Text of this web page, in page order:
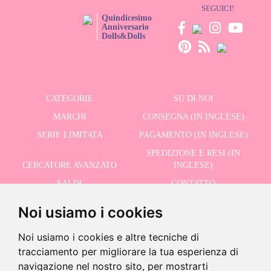
Noi usiamo i cookies
Noi usiamo i cookies e altre tecniche di
tracciamento per migliorare la tua esperienza di
navigazione nel nostro sito, per mostrarti
Quindicesimo
Anniversario
Dolls&Dolls
SEGUICI!
CATEGORIE
SU DI NOI
MARCHI
CONSEGNA (IN INGLESE)
SERIE LIMITATA
PAGAMENTO (IN INGLESE)
CERCATORE AVANZATO
SPEDIZIONE E RESI (IN
INGLESE)
SALDI
CONTATTO